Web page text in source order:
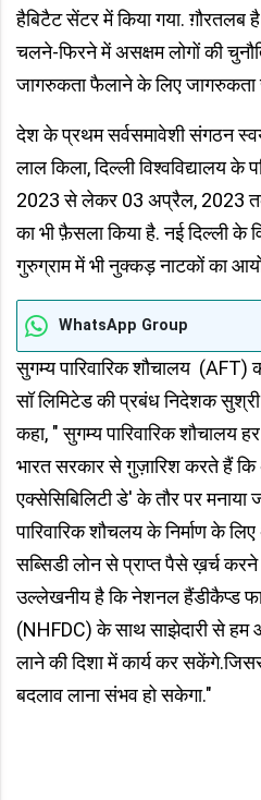
हैबिटैट सेंटर में किया गया. ग़ौरतलब
चलने-फिरने में असक्षम लोगों की
जागरुकता फैलाने के लिए जागरुकता
देश के प्रथम सर्वसमावेशी संगठन
लाल किला, दिल्ली विश्वविद्यालय के
2023 से लेकर 03 अप्रैल, 2023
का भी फ़ैसला किया है. नई दिल्ली‌ के‌
गुरुग्राम में भी नुक्कड़ नाटकों का
WhatsApp Group
सुगम्य पारिवारिक शौचालय
सॉ लिमिटेड की प्रबंध निदेशक
कहा, " सुगम्य पारिवारिक शौचालय
भारत सरकार से गु़ज़ारिश करते हैं कि
एक्सेसिबिलिटी डे' के तौर पर
पारिवारिक शौचलय के निर्माण के
सब्सिडी लोन से प्राप्त पैसे ख़र्च
उल्लेखनीय है कि नेशनल हैंडीकैप्ड
(NHFDC) के साथ साझेदारी से हम
लाने की दिशा में कार्य कर
बदलाव लाना संभव हो सकेगा."